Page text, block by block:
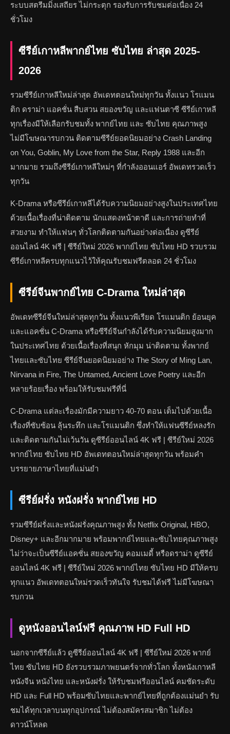
ระบบสตรีมมิ่งเสถียร ไม่กระตุก รองรับการรับชมต่อเนื่อง 24
ชั่วโมง
ซีรีย์เกาหลีพากย์ไทย ซับไทย ล่าสุด 2025-
2026
รวมซีรีย์เกาหลีใหม่ล่าสุด อัพเดทตอนใหม่ทุกวัน ทั้งแนว โรแมน
ติก ดราม่า แอคชั่น สืบสวน สยองขวัญ และแฟนตาซี ซีรีย์เกาหลี
ทุกเรื่องมีให้เลือกรับชมทั้ง พากย์ไทย และ ซับไทย คุณภาพสูง
ไม่มีโฆษณารบกวน ติดตามซีรีย์ยอดนิยมอย่าง Crash Landing
on You, Goblin, My Love from the Star, Reply 1988 และอีก
มากมาย รวมถึงซีรีย์เกาหลีใหม่ๆ ที่กำลังออนแอร์ อัพเดทรวดเร็ว
ทุกวัน
K-Drama หรือซีรีย์เกาหลีได้รับความนิยมอย่างสูงในประเทศไทย
ด้วยเนื้อเรื่องที่น่าติดตาม นักแสดงหน้าตาดี และการถ่ายทำที่
สวยงาม ทำให้แฟนๆ ทั่วโลกติดตามกันอย่างต่อเนื่อง ดูซีรีย์
ออนไลน์ 4K ฟรี | ซีรีย์ใหม่ 2026 พากย์ไทย ซับไทย HD รวบรวม
ซีรีย์เกาหลีครบทุกแนวไว้ให้คุณรับชมฟรีตลอด 24 ชั่วโมง
ซีรีย์จีนพากย์ไทย C-Drama ใหม่ล่าสุด
อัพเดทซีรีย์จีนใหม่ล่าสุดทุกวัน ทั้งแนวพีเรียด โรแมนติก ย้อนยุค
และแอคชั่น C-Drama หรือซีรีย์จีนกำลังได้รับความนิยมสูงมาก
ในประเทศไทย ด้วยเนื้อเรื่องที่สนุก หักมุม น่าติดตาม ทั้งพากย์
ไทยและซับไทย ซีรีย์จีนยอดนิยมอย่าง The Story of Ming Lan,
Nirvana in Fire, The Untamed, Ancient Love Poetry และอีก
หลายร้อยเรื่อง พร้อมให้รับชมฟรีที่นี่
C-Drama แต่ละเรื่องมักมีความยาว 40-70 ตอน เต็มไปด้วยเนื้อ
เรื่องที่ซับซ้อน ลุ้นระทึก และโรแมนติก ซึ่งทำให้แฟนซีรีย์หลงรัก
และติดตามกันไม่เว้นวัน ดูซีรีย์ออนไลน์ 4K ฟรี | ซีรีย์ใหม่ 2026
พากย์ไทย ซับไทย HD อัพเดทตอนใหม่ล่าสุดทุกวัน พร้อมคำ
บรรยายภาษาไทยที่แม่นยำ
ซีรีย์ฝรั่ง หนังฝรั่ง พากย์ไทย HD
รวมซีรีย์ฝรั่งและหนังฝรั่งคุณภาพสูง ทั้ง Netflix Original, HBO,
Disney+ และอีกมากมาย พร้อมพากย์ไทยและซับไทยคุณภาพสูง
ไม่ว่าจะเป็นซีรีย์แอคชั่น สยองขวัญ คอมเมดี้ หรือดราม่า ดูซีรีย์
ออนไลน์ 4K ฟรี | ซีรีย์ใหม่ 2026 พากย์ไทย ซับไทย HD มีให้ครบ
ทุกแนว อัพเดทตอนใหม่รวดเร็วทันใจ รับชมได้ฟรี ไม่มีโฆษณา
รบกวน
ดูหนังออนไลน์ฟรี คุณภาพ HD Full HD
นอกจากซีรีย์แล้ว ดูซีรีย์ออนไลน์ 4K ฟรี | ซีรีย์ใหม่ 2026 พากย์
ไทย ซับไทย HD ยังรวบรวมภาพยนตร์จากทั่วโลก ทั้งหนังเกาหลี
หนังจีน หนังไทย และหนังฝรั่ง ให้รับชมฟรีออนไลน์ คมชัดระดับ
HD และ Full HD พร้อมซับไทยและพากย์ไทยที่ถูกต้องแม่นยำ รับ
ชมได้ทุกเวลาบนทุกอุปกรณ์ ไม่ต้องสมัครสมาชิก ไม่ต้อง
ดาวน์โหลด